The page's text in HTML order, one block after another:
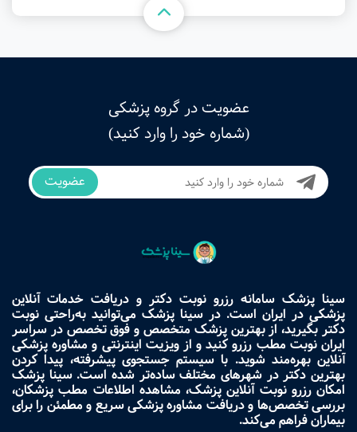
عضویت در گروه پزشکی
(شماره خود را وارد کنید)
عضویت
سینا پزشک سامانه رزرو نوبت دکتر و دریافت خدمات آنلاین
پزشکی در ایران است. در سینا پزشک می‌توانید به‌راحتی نوبت
دکتر بگیرید، از بهترین پزشک متخصص و فوق تخصص در سراسر
ایران نوبت مطب رزرو کنید و از ویزیت اینترنتی و مشاوره پزشکی
آنلاین بهره‌مند شوید. با سیستم جستجوی پیشرفته، پیدا کردن
بهترین دکتر در شهرهای مختلف ساده‌تر شده است. سینا پزشک
امکان رزرو نوبت آنلاین پزشک، مشاهده اطلاعات مطب پزشکان،
بررسی تخصص‌ها و دریافت مشاوره پزشکی سریع و مطمئن را برای
بیماران فراهم می‌کند.